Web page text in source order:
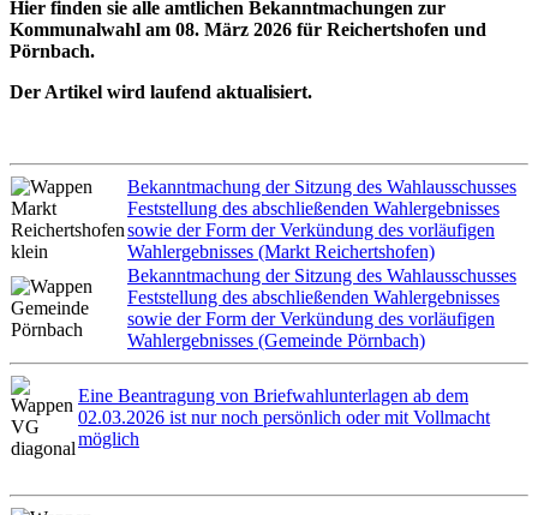
Hier finden sie alle amtlichen Bekanntmachungen zur
Kommunalwahl am 08. März 2026 für Reichertshofen und
Pörnbach.
Der Artikel wird laufend aktualisiert.
Bekanntmachung der Sitzung des Wahlausschusses
Feststellung des abschließenden Wahlergebnisses
sowie der Form der Verkündung des vorläufigen
Wahlergebnisses (Markt Reichertshofen)
Bekanntmachung der Sitzung des Wahlausschusses
Feststellung des abschließenden Wahlergebnisses
sowie der Form der Verkündung des vorläufigen
Wahlergebnisses (Gemeinde Pörnbach)
Eine Beantragung von Briefwahlunterlagen ab dem
02.03.2026 ist nur noch persönlich oder mit Vollmacht
möglich